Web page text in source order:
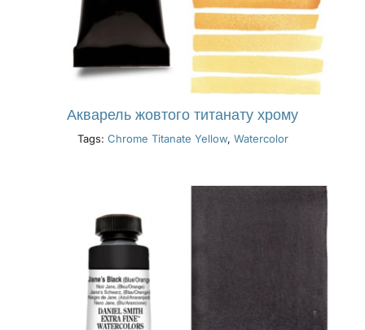
Акварель жовтого титанату хрому
Tags: Chrome Titanate Yellow, Watercolor